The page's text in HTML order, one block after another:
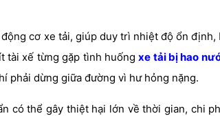
động cơ xe tải, giúp duy trì nhiệt độ ổn định,
tài xế từng gặp tình huốngxe tải bị hao
phải dừng giữa đường vì hư hỏng nặng.
có thể gây thiệt hại lớn về thời gian, chi